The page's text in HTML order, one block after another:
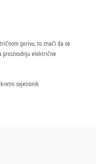
gorivu, to znači da se
proizvodnju električne
svjetionik